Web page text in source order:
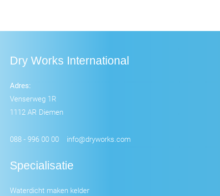
Dry Works International
Adres:
Venserweg 1R
1112 AR Diemen
088 - 996 00 00 info@dryworks.com
Specialisatie
Waterdicht maken kelder